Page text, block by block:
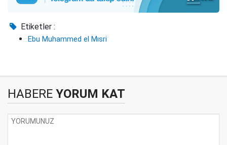
Etiketler :
Ebu Muhammed el Mısri
HABERE YORUM KAT